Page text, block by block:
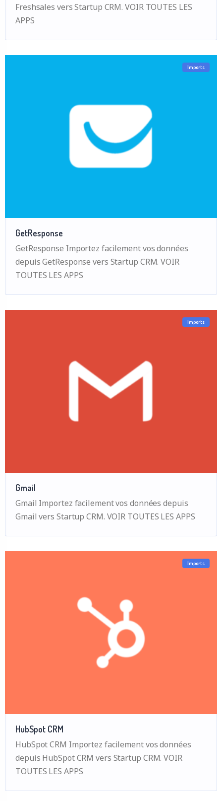
Freshsales vers Startup CRM. VOIR TOUTES LES
APPS
Imports
GetResponse
GetResponse Importez facilement vos données
depuis GetResponse vers Startup CRM. VOIR
TOUTES LES APPS
Imports
Gmail
Gmail Importez facilement vos données depuis
Gmail vers Startup CRM. VOIR TOUTES LES APPS
Imports
HubSpot CRM
HubSpot CRM Importez facilement vos données
depuis HubSpot CRM vers Startup CRM. VOIR
TOUTES LES APPS